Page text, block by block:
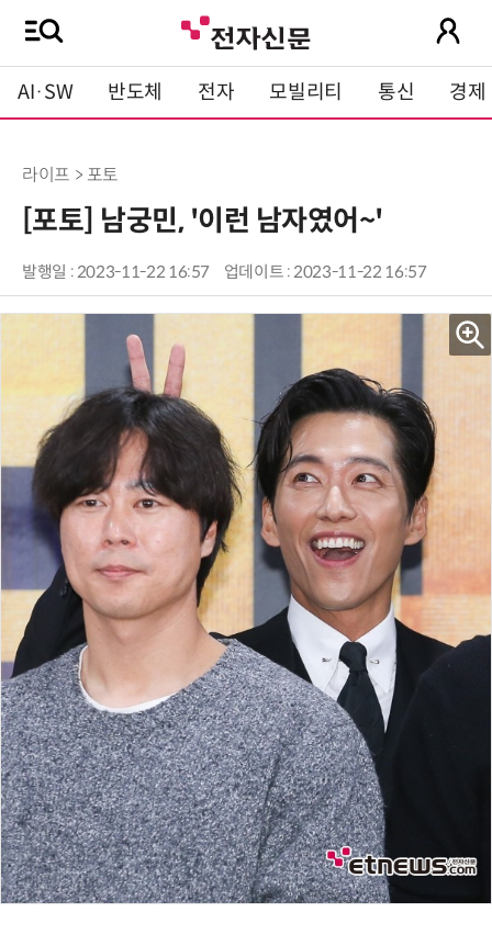
AI·SW 반도체 전자 모빌리티 통신 경제
라이프 > 포토
[포토] 남궁민, '이런 남자였어~'
발행일 : 2023-11-22 16:57 업데이트 : 2023-11-22 16:57